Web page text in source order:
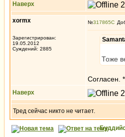
Наверх
xormx
Зарегистрирован:
19.05.2012
Суждений: 2885
№317865
Тоже
Согласен.
Наверх
Тред сейчас никто не читает.